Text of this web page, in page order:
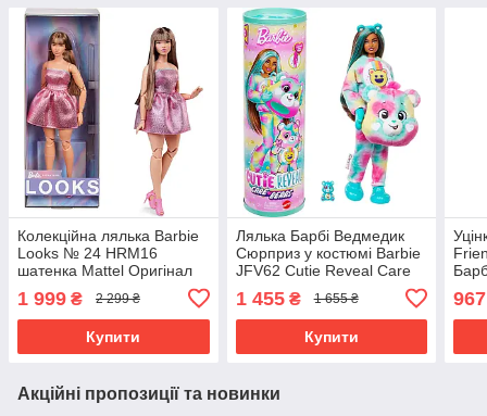
Колекційна лялька Barbie
Looks № 24 HRM16
шатенка Mattel Оригінал
1 999 ₴ 2 299 ₴
Купити
Лялька Барбі Ведмедик
Сюрприз у костюмі Barbie
JFV62 Cutie Reveal Care
1 455₴ 1 655 ₴
Купити
967
Акційні пропозиції та новинки